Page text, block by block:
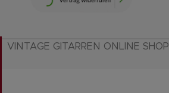
VINTAGE GITARREN ONLINE SHOP